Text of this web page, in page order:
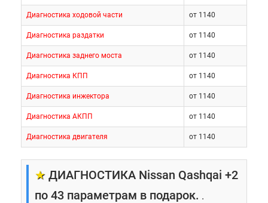
Диагностика ходовой части от 1140
Диагностика раздатки от 1140
Диагностика заднего моста от 1140
Диагностика КПП от 1140
Диагностика инжектора от 1140
Диагностика АКПП от 1140
Диагностика двигателя от 1140
★ ДИАГНОСТИКА Nissan Qashqai +2
по 43 параметрам в подарок. .